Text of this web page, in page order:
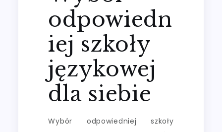
odpowiedn
iej szkoły
językowej
dla siebie
Wybór odpowiedniej szkoły